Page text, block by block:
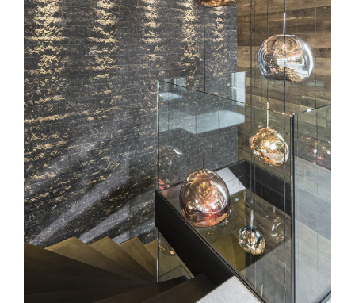
BLOG #23 – Nothegger
Living: Tradition trifft
Innovation
BLOG #22 – Nothegger
Living: Maßarbeit für
einzigartige Projekte
BLOG #21 – Nothegger
Living: Holz als Herzstück
des Designs
BLOG #20 – Nothegger
Living: Die Kunst des
Hotelinterieurs
BLOG #19 – Nothegger